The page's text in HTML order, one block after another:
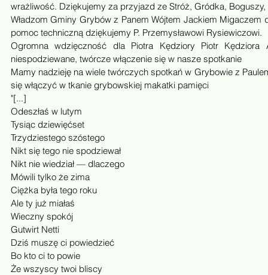
wrażliwość. Dziękujemy za przyjazd ze Stróż, Gródka, Boguszy,
Władzom Gminy Grybów z Panem Wójtem Jackiem Migaczem
pomoc techniczną dziękujemy P. Przemysławowi Rysiewiczowi.
Ogromna wdzięczność dla Piotra Kędziory Piotr
niespodziewane, twórcze włączenie się w nasze spotkanie
Mamy nadzieję na wiele twórczych spotkań w Grybowie z
się włączyć w tkanie grybowskiej makatki pamięci
"[...]
Odeszłaś w lutym
Tysiąc dziewięćset
Trzydziestego szóstego
Nikt się tego nie spodziewał
Nikt nie wiedział — dlaczego
Mówili tylko że zima
Ciężka była tego roku
Ale ty już miałaś
Wieczny spokój
Gutwirt Netti
Dziś muszę ci powiedzieć
Bo kto ci to powie
Że wszyscy twoi bliscy